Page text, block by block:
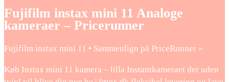
Fujifilm instax mini 11 Analoge
kameraer – Pricerunner
Fujifilm instax mini 11 • Sammenlign på PriceRunner »
Køb Instax mini 11 kamera – lilla Instantkameraet der uden